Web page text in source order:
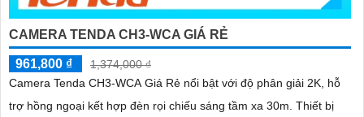
CAMERA TENDA CH3-WCA GIÁ RẺ
961,800 ₫
1,374,000 ₫
Camera Tenda CH3-WCA Giá Rẻ nổi bật với độ phân giải 2K, hỗ
trợ hồng ngoại kết hợp đèn rọi chiếu sáng tầm xa 30m. Thiết bị